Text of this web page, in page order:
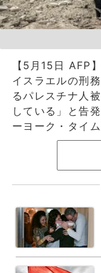
【5月15日 AFP
イスラエルの刑
るパレスチナ人
している」と告
ーヨーク・タイ